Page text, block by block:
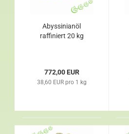
Abyssinianöl
raffiniert 20 kg
772,00 EUR
38,60 EUR pro 1 kg